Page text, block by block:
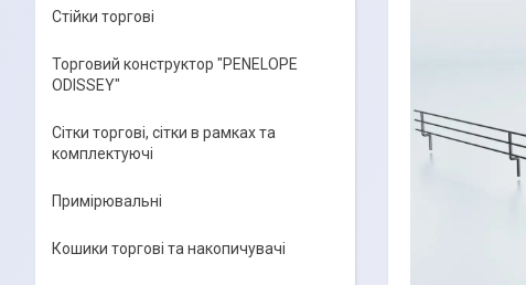
Стійки торгові
Торговий конструктор "PENELOPE
ODISSEY"
Сітки торгові, сітки в рамках та
комплектуючі
Примірювальні
Кошики торгові та накопичувачі